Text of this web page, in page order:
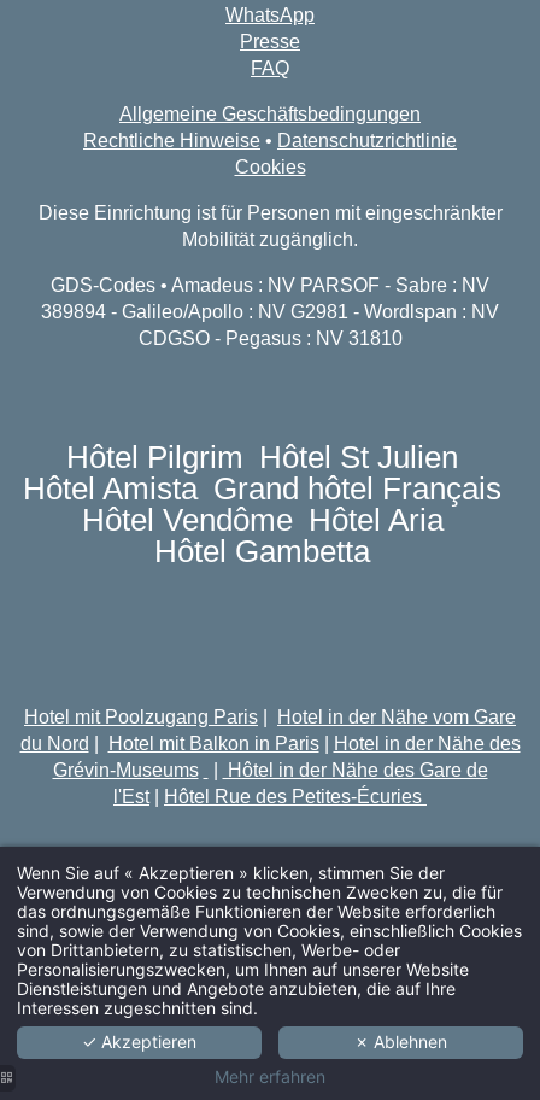
WhatsApp
Presse
FAQ
Allgemeine Geschäftsbedingungen
Rechtliche Hinweise • Datenschutzrichtlinie
Cookies
Diese Einrichtung ist für Personen mit eingeschränkter
Mobilität zugänglich.
GDS-Codes • Amadeus : NV PARSOF - Sabre : NV
389894 - Galileo/Apollo : NV G2981 - Wordlspan : NV
CDGSO - Pegasus : NV 31810
Hôtel Pilgrim
Hôtel St Julien
Hôtel Amista Grand hôtel Français
Hôtel Vendôme Hôtel Aria
Hôtel Gambetta
Hotel mit Poolzugang Paris
Hotel in der Nähe vom Gare
du Nord
Hotel mit Balkon in Paris|
Hotel in der Nähe des
Grévin-Museums
Hôtel in der Nähe des Gare de
l'Est| Hôtel Rue des Petites-Écuries
ANREISE
ERWACHSENE
Wenn Sie auf « Akzeptieren » klicken, stimmen Sie der
Verwendung von Cookies zu technischen Zwecken zu, die für
das ordnungsgemäße Funktionieren der Website erforderlich
sind, sowie der Verwendung von Cookies, einschließlich Cookies
von Drittanbietern, zu statistischen, Werbe- oder
Personalisierungszwecken, um Ihnen auf unserer Website
Dienstleistungen und Angebote anzubieten, die auf Ihre
Interessen zugeschnitten sind.
✓ Akzeptieren
✗ Ablehnen
Mehr erfahren